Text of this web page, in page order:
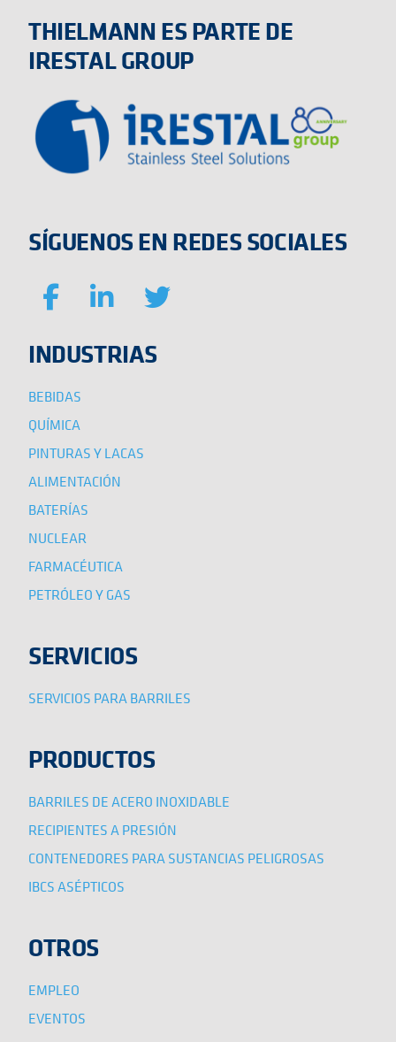
THIELMANN ES PARTE DE
IRESTAL GROUP
SÍGUENOS EN REDES SOCIALES
INDUSTRIAS
BEBIDAS
QUÍMICA
PINTURAS Y LACAS
ALIMENTACIÓN
BATERÍAS
NUCLEAR
FARMACÉUTICA
PETRÓLEO Y GAS
SERVICIOS
SERVICIOS PARA BARRILES
PRODUCTOS
BARRILES DE ACERO INOXIDABLE
RECIPIENTES A PRESIÓN
CONTENEDORES PARA SUSTANCIAS PELIGROSAS
IBCS ASÉPTICOS
OTROS
EMPLEO
EVENTOS